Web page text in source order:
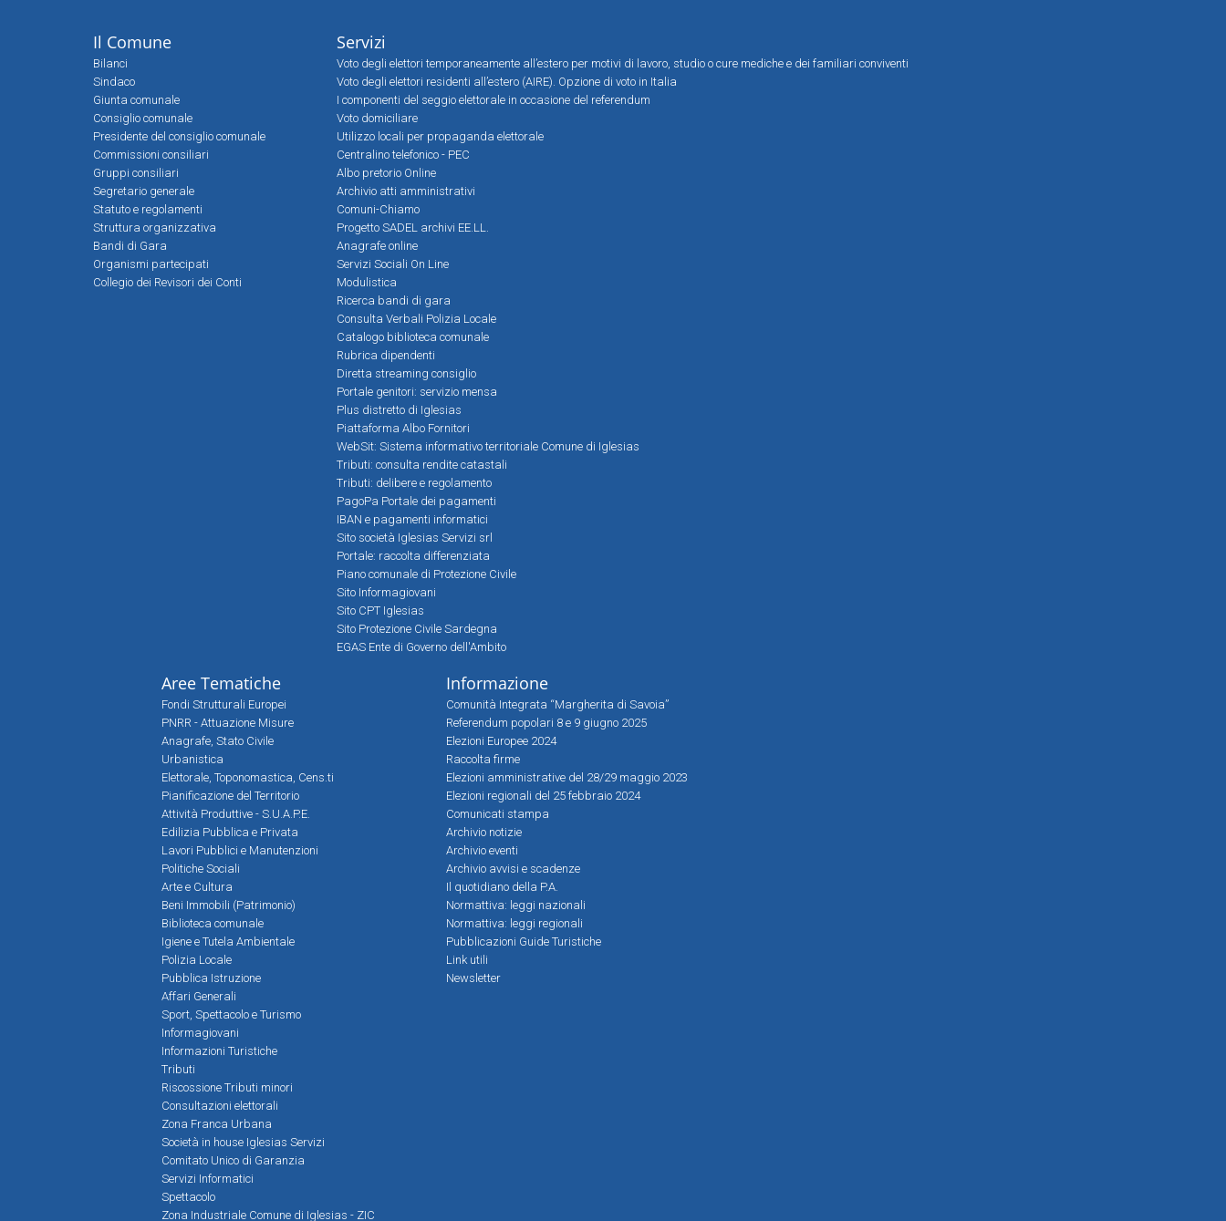
Il Comune
Bilanci
Sindaco
Giunta comunale
Consiglio comunale
Presidente del consiglio comunale
Commissioni consiliari
Gruppi consiliari
Segretario generale
Statuto e regolamenti
Struttura organizzativa
Bandi di Gara
Organismi partecipati
Collegio dei Revisori dei Conti
Servizi
Voto degli elettori temporaneamente all’estero per motivi di lavoro, studio o cure mediche e dei familiari conviventi
Voto degli elettori residenti all’estero (AIRE). Opzione di voto in Italia
I componenti del seggio elettorale in occasione del referendum
Voto domiciliare
Utilizzo locali per propaganda elettorale
Centralino telefonico - PEC
Albo pretorio Online
Archivio atti amministrativi
Comuni-Chiamo
Progetto SADEL archivi EE.LL.
Anagrafe online
Servizi Sociali On Line
Modulistica
Ricerca bandi di gara
Consulta Verbali Polizia Locale
Catalogo biblioteca comunale
Rubrica dipendenti
Diretta streaming consiglio
Portale genitori: servizio mensa
Plus distretto di Iglesias
Piattaforma Albo Fornitori
WebSit: Sistema informativo territoriale Comune di Iglesias
Tributi: consulta rendite catastali
Tributi: delibere e regolamento
PagoPa Portale dei pagamenti
IBAN e pagamenti informatici
Sito società Iglesias Servizi srl
Portale: raccolta differenziata
Piano comunale di Protezione Civile
Sito Informagiovani
Sito CPT Iglesias
Sito Protezione Civile Sardegna
EGAS Ente di Governo dell'Ambito
Aree Tematiche
Fondi Strutturali Europei
PNRR - Attuazione Misure
Anagrafe, Stato Civile
Urbanistica
Elettorale, Toponomastica, Cens.ti
Pianificazione del Territorio
Attività Produttive - S.U.A.P.E.
Edilizia Pubblica e Privata
Lavori Pubblici e Manutenzioni
Politiche Sociali
Arte e Cultura
Beni Immobili (Patrimonio)
Biblioteca comunale
Igiene e Tutela Ambientale
Polizia Locale
Pubblica Istruzione
Affari Generali
Sport, Spettacolo e Turismo
Informagiovani
Informazioni Turistiche
Tributi
Riscossione Tributi minori
Consultazioni elettorali
Zona Franca Urbana
Società in house Iglesias Servizi
Comitato Unico di Garanzia
Servizi Informatici
Spettacolo
Zona Industriale Comune di Iglesias - ZIC
Informazione
Comunità Integrata “Margherita di Savoia”
Referendum popolari 8 e 9 giugno 2025
Elezioni Europee 2024
Raccolta firme
Elezioni amministrative del 28/29 maggio 2023
Elezioni regionali del 25 febbraio 2024
Comunicati stampa
Archivio notizie
Archivio eventi
Archivio avvisi e scadenze
Il quotidiano della P.A.
Normattiva: leggi nazionali
Normattiva: leggi regionali
Pubblicazioni Guide Turistiche
Link utili
Newsletter